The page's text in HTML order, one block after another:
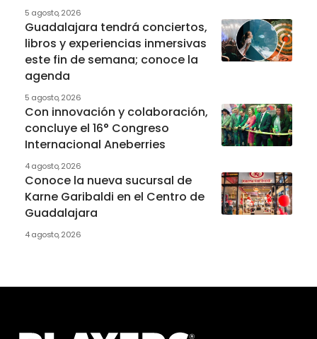
5 agosto, 2026
Guadalajara tendrá conciertos,
libros y experiencias inmersivas
este fin de semana; conoce la
agenda
5 agosto, 2026
Con innovación y colaboración,
concluye el 16° Congreso
Internacional Aneberries
4 agosto, 2026
Conoce la nueva sucursal de
Karne Garibaldi en el Centro de
Guadalajara
4 agosto, 2026